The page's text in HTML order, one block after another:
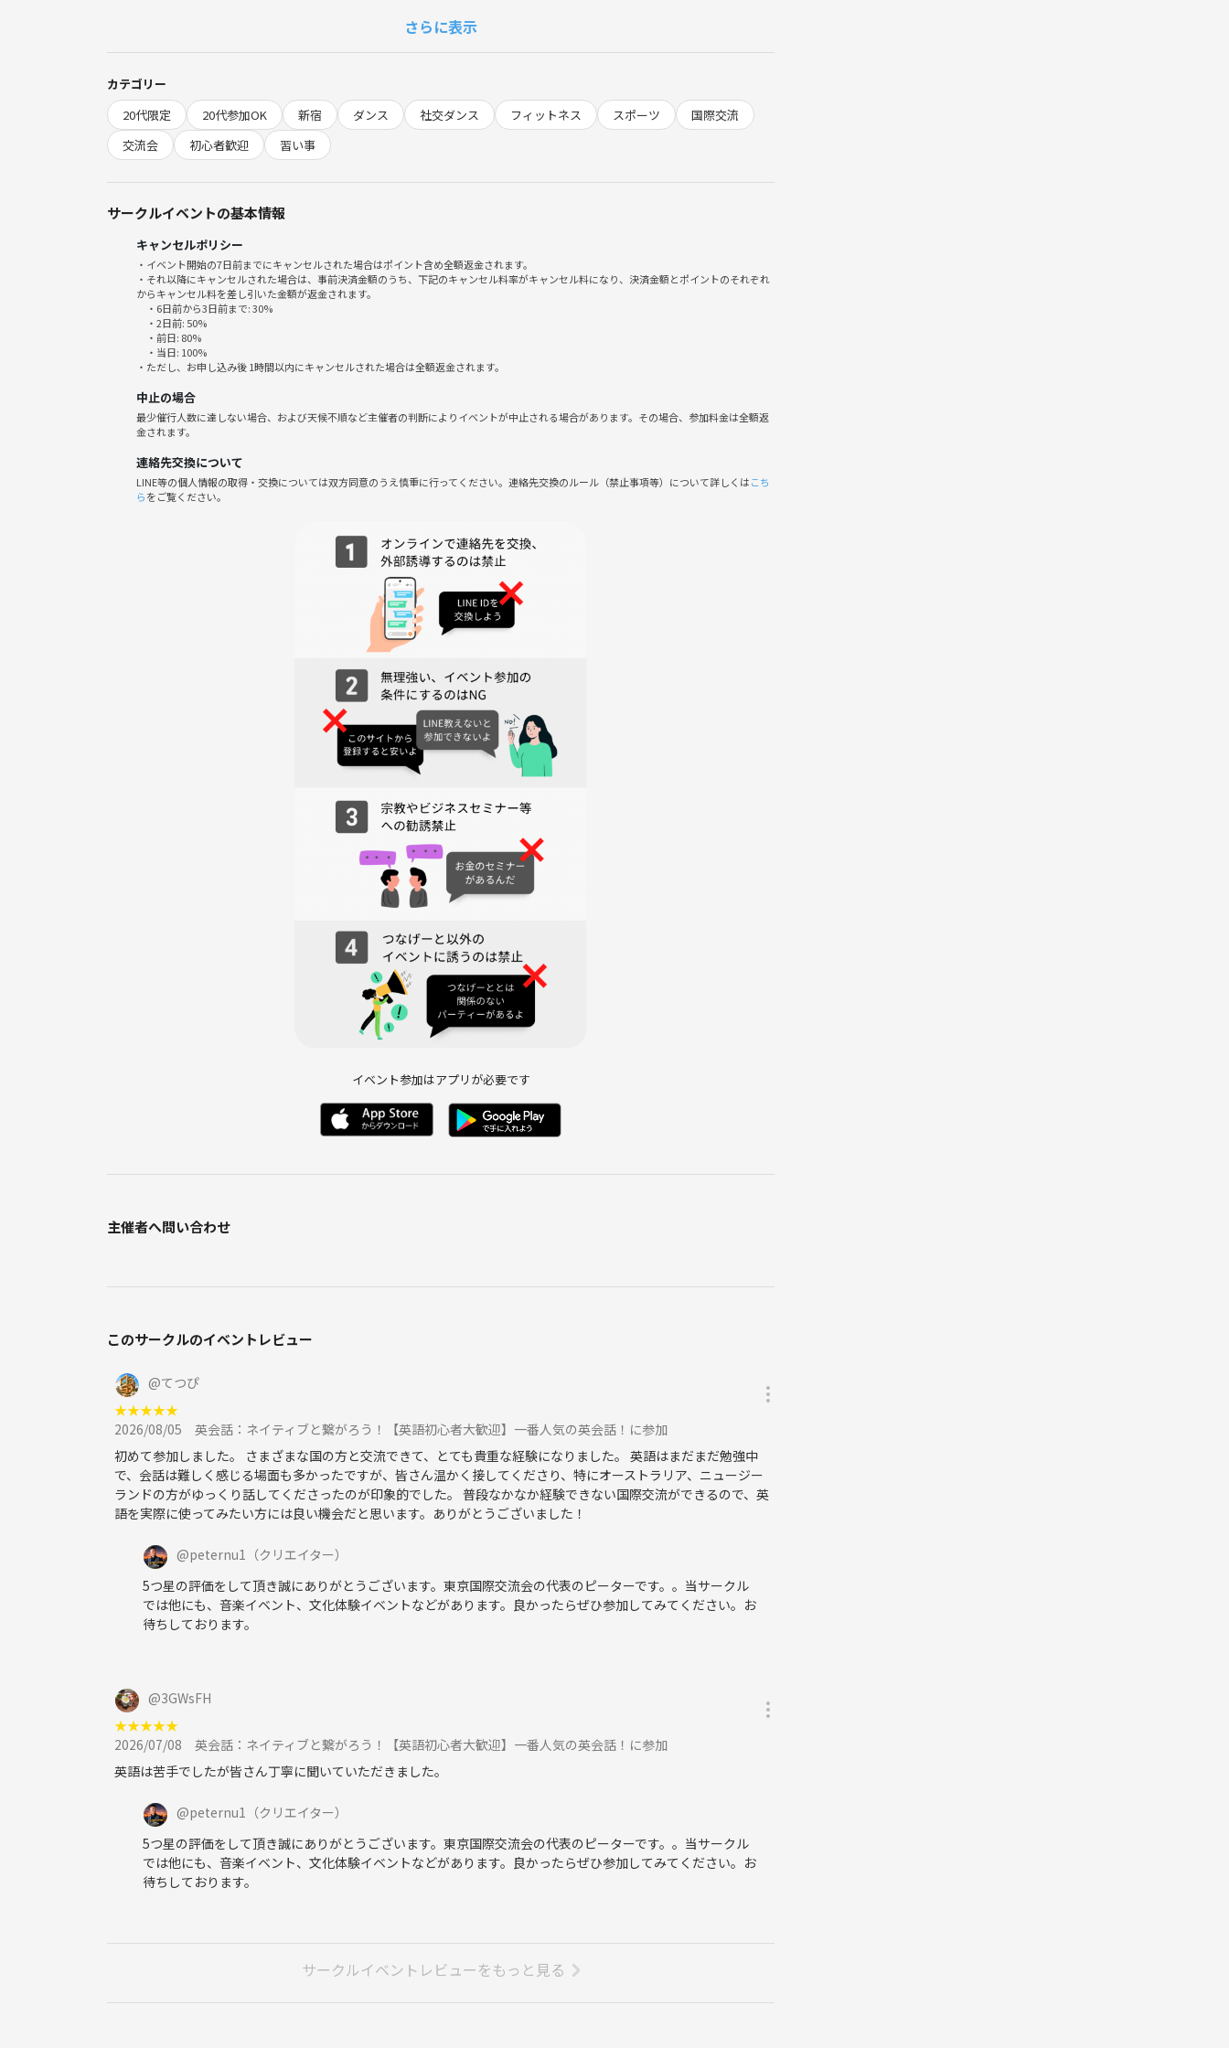
社交ダンスとは男性がリードし女性がフォローして踊る即興のダンスです。即興と言っても種目ごとに定番のフィガ
ー(振り付け)があるのでいくつかのパターンを覚えてしまえばとっても簡単。ヨーロッパではとてもメジャーな大人
◆━━━━━━━━━━━━━━━━━━━━━━━◆
イベントについて
◆━━━━━━━━━━━━━━━━━━━━━━━◆
■💴【参加費】
事前決済チケット：2,500円
■🚉【場所】: Libera Dance Studio
■✋【持ち物】:
汗拭き用タオル
動きやすい服装
参加ルール
◆━━━━━━━━━━━━━━━━━━━━━━━◆
〜こんな方にお勧め〜👫
大学生さん大歓迎です
保険はついておりませんので、万が一参加者が怪我をした際は、スタッフは発生した負傷等に対してできる限り対応
いたしますが、すべての安全を確保できない場合があり、応急処置以上の責任は負えません。
◆━━━━━━━━━━━━━━━━━━━━━━━◆
お薦めのイベント
◆━━━━━━━━━━━━━━━━━━━━━━━◆
ご都合が合わなかったり満席にてご参加できない場合には、他にも色々な企画がありますので、
▼コチラから他イベントもご検討頂けると幸いです。
さらに表示
カテゴリー
20代限定
20代参加OK 新宿 ダンス 社交ダンス フィットネス スポーツ
国際交流
交流会
初心者歓迎 習い事
サークルイベントの基本情報
キャンセルポリシー
・イベント開始の7日前までにキャンセルされた場合はポイント含め全額返金されます。
・それ以降にキャンセルされた場合は、事前決済金額のうち、下記のキャンセル料率がキャンセル料になり、決済金額とポイントのそれぞれ
からキャンセル料を差し引いた金額が返金されます。
・6日前から3日前まで: 30%
・2日前: 50%
・前日: 80%
・当日: 100%
・ただし、お申し込み後 1時間以内にキャンセルされた場合は全額返金されます。
中止の場合
最少催行人数に達しない場合、および天候不順など主催者の判断によりイベントが中止される場合があります。その場合、参加料金は全額返
金されます。
連絡先交換について
LINE等の個人情報の取得・交換については双方同意のうえ慎重に行ってください。連絡先交換のルール（禁止事項等）について詳しくはこち
らをご覧ください。
イベント参加はアプリが必要です
主催者へ問い合わせ
このサークルのイベントレビュー
@てつぴ
★★★★★
2026/08/05
英会話：ネイティブと繋がろう！【英語初心者大歓迎】一番人気の英会話！に参加
初めて参加しました。 さまざまな国の方と交流できて、とても貴重な経験になりました。 英語はまだまだ勉強中
で、会話は難しく感じる場面も多かったですが、皆さん温かく接してくださり、特にオーストラリア、ニュージー
ランドの方がゆっくり話してくださったのが印象的でした。 普段なかなか経験できない国際交流ができるので、英
語を実際に使ってみたい方には良い機会だと思います。ありがとうございました！
@peternu1
（クリエイター）
5つ星の評価をして頂き誠にありがとうございます。東京国際交流会の代表のピーターです。。当サークル
では他にも、音楽イベント、文化体験イベントなどがあります。良かったらぜひ参加してみてください。お
待ちしております。
@3GWsFH
★★★★★
2026/07/08
英会話：ネイティブと繋がろう！【英語初心者大歓迎】一番人気の英会話！に参加
英語は苦手でしたが皆さん丁寧に聞いていただきました。
@peternu1
（クリエイター）
5つ星の評価をして頂き誠にありがとうございます。東京国際交流会の代表のピーターです。。当サークル
では他にも、音楽イベント、文化体験イベントなどがあります。良かったらぜひ参加してみてください。お
待ちしております。
サークルイベントレビューをもっと見る